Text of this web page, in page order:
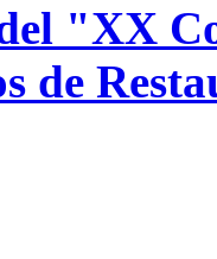
"XX
de